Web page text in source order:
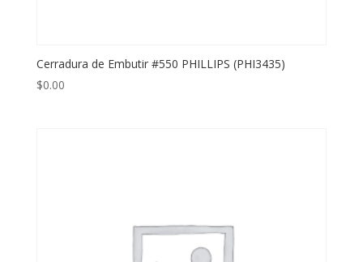
Cerradura de Embutir #550 PHILLIPS (PHI3435)
$0.00